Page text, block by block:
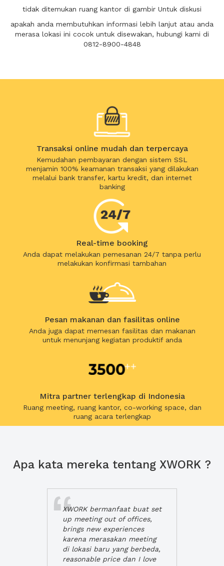
tidak ditemukan ruang kantor di gambir Untuk diskusi
apakah anda membutuhkan informasi lebih lanjut atau anda
merasa lokasi ini cocok untuk disewakan, hubungi kami di
0812-8900-4848
Transaksi online mudah dan terpercaya
Kemudahan pembayaran dengan sistem SSL
menjamin 100% keamanan transaksi yang dilakukan
melalui bank transfer, kartu kredit, dan internet
banking
Real-time booking
Anda dapat melakukan pemesanan 24/7 tanpa perlu
melakukan konfirmasi tambahan
Pesan makanan dan fasilitas online
Anda juga dapat memesan fasilitas dan makanan
untuk menunjang kegiatan produktif anda
Mitra partner terlengkap di Indonesia
Ruang meeting, ruang kantor, co-working space, dan
ruang acara terlengkap
Apa kata mereka tentang XWORK ?
XWORK bermanfaat buat set
up meeting out of offices,
brings new experiences
karena merasakan meeting
di lokasi baru yang berbeda,
reasonable price dan I love